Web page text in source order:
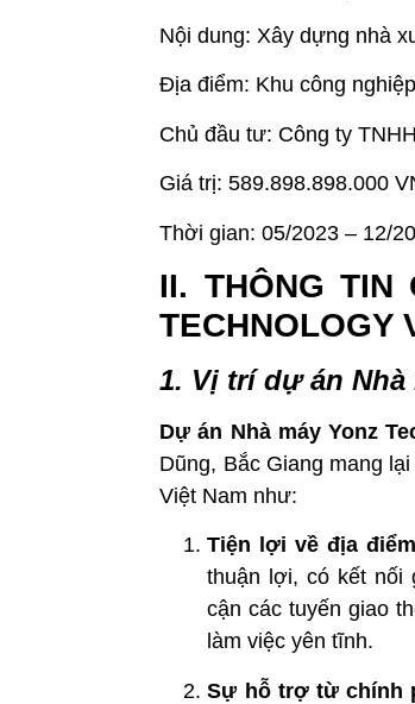
Nội dung: Xây dựng nhà
Địa điểm: Khu công
Chủ đầu tư: Công ty
Giá trị: 589.898.898.000
Thời gian: 05/2023 – 12/
II. THÔNG TIN
TECHNOLOGY
1. Vị trí dựán Nhà
Dự án Nhà máy Yonz
Dũng, Bắc Giang mang
Việt Nam như:
Tiện lợi về địa điểm
thuận lợi, có kết nối
cận các tuyến giao
làm việc yên tĩnh.
Sự hỗ trợ từ chính